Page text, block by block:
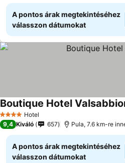
A pontos árak megtekintéséhez
válasszon dátumokat
4 KategóriaHotel
Boutique Hotel
9,4 Kiváló 657 Pula, 7.6 km-re
A pontos árak megtekintéséhez
válasszon dátumokat